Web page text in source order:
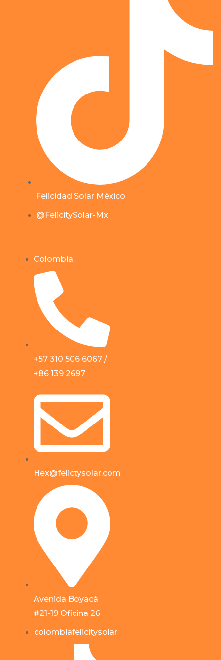
Felicidad Solar México
@FelicitySolar-Mx
Colombia
+57 310 506 6067 /
+86 139 2697
Hex@felictysolar.com
Avenida Boyacá
#21-19 Oficina 26
colombiafelicitysolar